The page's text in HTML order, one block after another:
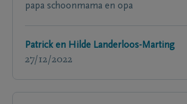
papa schoonmama en opa
Patrick en Hilde Landerloos-Marting
27/12/2022